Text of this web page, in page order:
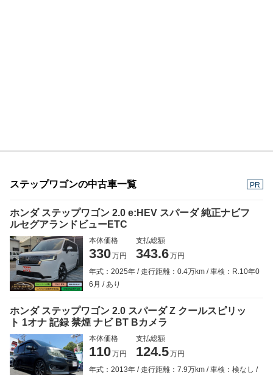
ステップワゴンの中古車一覧 PR
ホンダ ステップワゴン 2.0 e:HEV スパーダ 純正ナビフ
ルセグアランドビューETC
本体価格
330万円
支払総額
343.6万円
年式：2025年
走行距離：0.4万km
車検：R.10年0
6月
あり
ホンダ ステップワゴン 2.0 スパーダ Z クールスピリッ
ト 1オナ 記録 禁煙 ナビ BT Bカメラ
本体価格
110万円
支払総額
124.5万円
年式：2013年
走行距離：7.9万km
車検：検なし